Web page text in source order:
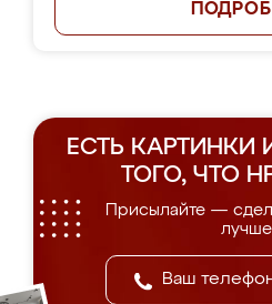
ЕСТЬ КАРТИНКИ
ТОГО, ЧТО
Присылайте —